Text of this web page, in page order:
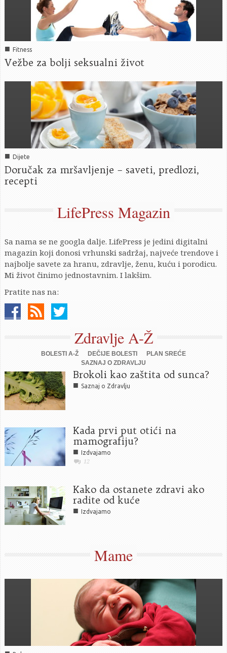
■ Fitness
Vežbe za bolji seksualni život
■ Dijete
Doručak za mršavljenje – saveti, predlozi,
recepti
LifePress Magazin
Sa nama se ne googla dalje. LifePress je jedini digitalni
magazin koji donosi vrhunski sadržaj, najveće trendove i
najbolje savete za hranu, zdravlje, ženu, kuću i porodicu.
Mi život činimo jednostavnim. I lakšim.
Pratite nas na:
Zdravlje A-Ž
BOLESTI A-Ž DEČIJE BOLESTI
PLAN SREĆE
SAZNAJ O ZDRAVLJU
Brokoli kao zaštita od sunca?
■ Saznaj o Zdravlju
Kada prvi put otići na
mamografiju?
■ Izdvajamo
12
Kako da ostanete zdravi ako
radite od kuće
■ Izdvajamo
Mame